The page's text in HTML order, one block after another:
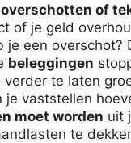
of
of je geld
je een overschot?
beleggingen
verder te laten
je vaststellen
moet worden uit
te